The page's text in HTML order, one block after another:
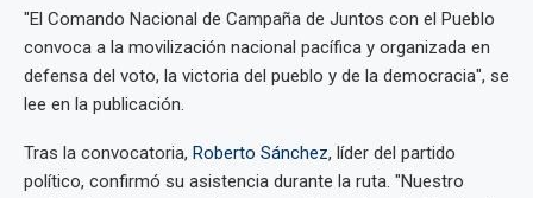
"El Comando Nacional de Campaña de Juntos con el Pueblo
convoca a la movilización nacional pacífica y organizada en
defensa del voto, la victoria del pueblo y de la democracia", se
lee en la publicación.
Tras la convocatoria, Roberto Sánchez, líder del partido
político, confirmó su asistencia durante la ruta. "Nuestro